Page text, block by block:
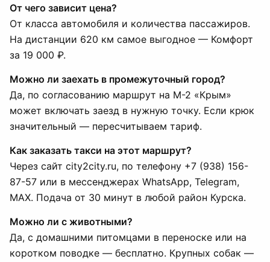
От чего зависит цена?
От класса автомобиля и количества пассажиров.
На дистанции 620 км самое выгодное — Комфорт
за 19 000 ₽.
Можно ли заехать в промежуточный город?
Да, по согласованию маршрут на М-2 «Крым»
может включать заезд в нужную точку. Если крюк
значительный — пересчитываем тариф.
Как заказать такси на этот маршрут?
Через сайт city2city.ru, по телефону +7 (938) 156-
87-57 или в мессенджерах WhatsApp, Telegram,
MAX. Подача от 30 минут в любой район Курска.
Можно ли с животными?
Да, с домашними питомцами в переноске или на
коротком поводке — бесплатно. Крупных собак —